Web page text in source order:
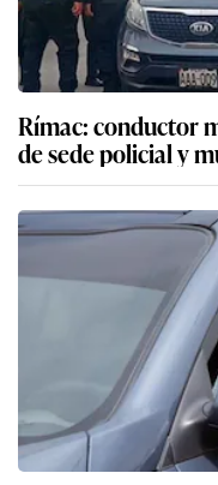
Rímac: conductor
de sede policial y